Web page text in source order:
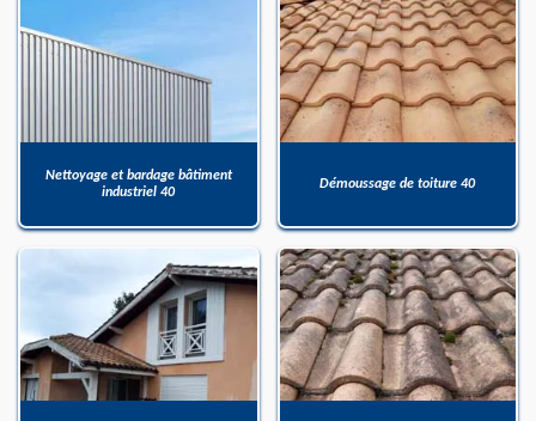
Nettoyage et bardage bâtiment
industriel 40
Démoussage de toiture 40